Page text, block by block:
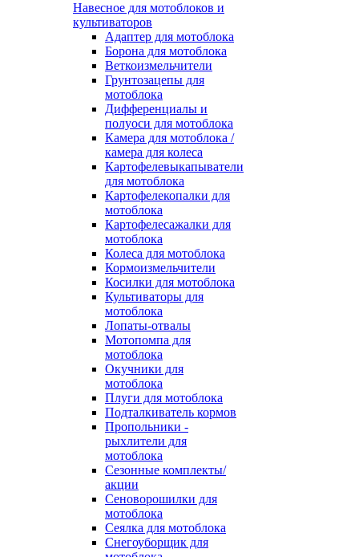
Навесное для мотоблоков и
культиваторов
Адаптер для мотоблока
Борона для мотоблока
Веткоизмельчители
Грунтозацепы для
мотоблока
Дифференциалы и
полуоси для мотоблока
Камера для мотоблока /
камера для колеса
Картофелевыкапыватели
для мотоблока
Картофелекопалки для
мотоблока
Картофелесажалки для
мотоблока
Колеса для мотоблока
Кормоизмельчители
Косилки для мотоблока
Культиваторы для
мотоблока
Лопаты-отвалы
Мотопомпа для
мотоблока
Окучники для
мотоблока
Плуги для мотоблока
Подталкиватель кормов
Пропольники -
рыхлители для
мотоблока
Сезонные комплекты/
акции
Сеноворошилки для
мотоблока
Сеялка для мотоблока
Снегоуборщик для